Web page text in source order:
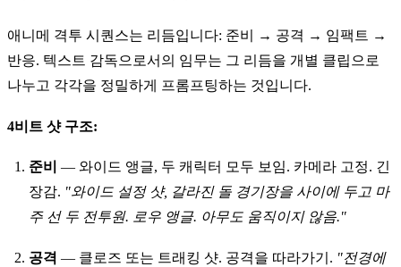
애니메 격투 시퀀스는 리듬입니다: 준비 → 공격 → 임팩트 →
반응. 텍스트 감독으로서의 임무는 그 리듬을 개별 클립으로
나누고 각각을 정밀하게 프롬프팅하는 것입니다.
4비트 샷 구조:
준비 — 와이드 앵글, 두 캐릭터 모두 보임. 카메라 고정. 긴
장감. "와이드 설정 샷, 갈라진 돌 경기장을 사이에 두고 마
주 선 두 전투원. 로우 앵글. 아무도 움직이지 않음."
공격 — 클로즈 또는 트래킹 샷. 공격을 따라가기. "전경에